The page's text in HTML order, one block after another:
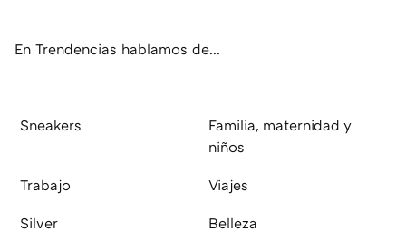
En Trendencias hablamos de...
Sneakers
Familia, maternidad y
niños
Trabajo Viajes
Silver Belleza